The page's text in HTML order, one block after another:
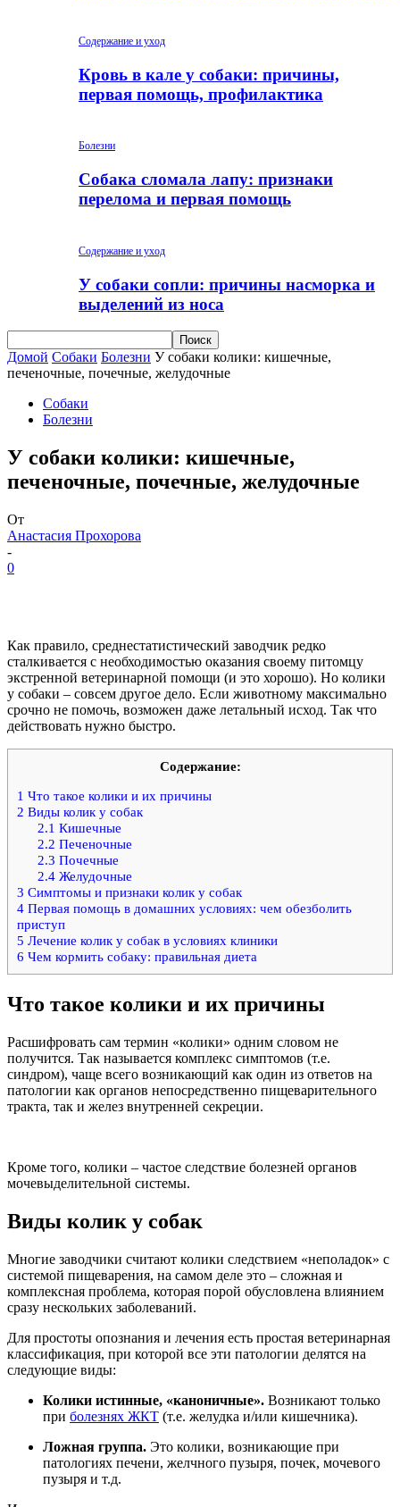
Содержание и уход
Кровь в кале у собаки: причины,
первая помощь, профилактика
Болезни
Собака сломала лапу: признаки
перелома и первая помощь
Содержание и уход
У собаки сопли: причины насморка и
выделений из носа
Домой Собаки Болезни У собаки колики: кишечные,
печеночные, почечные, желудочные
Собаки
Болезни
У собаки колики: кишечные,
печеночные, почечные, желудочные
От
Анастасия Прохорова
-
0
Как правило, среднестатистический заводчик редко
сталкивается с необходимостью оказания своему питомцу
экстренной ветеринарной помощи (и это хорошо). Но колики
у собаки – совсем другое дело. Если животному максимально
срочно не помочь, возможен даже летальный исход. Так что
действовать нужно быстро.
Содержание:
1 Что такое колики и их причины
2 Виды колик у собак
2.1 Кишечные
2.2 Печеночные
2.3 Почечные
2.4Желудочные
3 Симптомы и признаки колик у собак
4 Первая помощь в домашних условиях: чем обезболить
приступ
5 Лечение колик у собак в условиях клиники
6 Чем кормить собаку: правильная диета
Что такое колики и их причины
Расшифровать сам термин «колики» одним словом не
получится. Так называется комплекс симптомов (т.е.
синдром), чаще всего возникающий как один из ответов на
патологии как органов непосредственно пищеварительного
тракта, так и желез внутренней секреции.
Кроме того, колики – частое следствие болезней органов
мочевыделительной системы.
Виды колик у собак
Многие заводчики считают колики следствием «неполадок» с
системой пищеварения, на самом деле это – сложная и
комплексная проблема, которая порой обусловлена влиянием
сразу нескольких заболеваний.
Для простоты опознания и лечения есть простая ветеринарная
классификация, при которой все эти патологии делятся на
следующие виды:
Колики истинные, «каноничные». Возникают только
при болезнях ЖКТ (т.е. желудка и/или кишечника).
Ложная группа. Это колики, возникающие при
патологиях печени, желчного пузыря, почек, мочевого
пузыря и т.д.